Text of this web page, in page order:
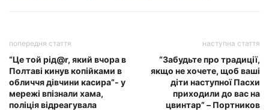
попередня стаття
“Це той piд@r, який вчора в
Полтаві кинув копійками в
обличчя дівчини касира”- у
мережі впізнали хама,
поліція відреагувала
наступна стаття
“Забудьте про традиції,
якщо не хочете, щоб ваші
діти наступної Пасхи
приходили до вас на
цвинтap” – Портников